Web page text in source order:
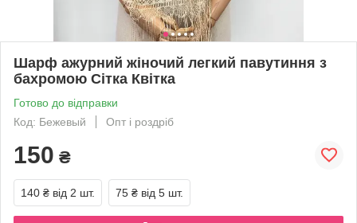
Шарф ажурний жіночий легкий павутиння з
бахромою Сітка Квітка
Готово до відправки
Код: Бежевый
Опт і роздріб
150 ₴
140 ₴ від 2 шт. 75 ₴ від 5 шт.